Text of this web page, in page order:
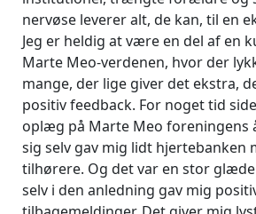
nervøse leverer alt, de kan, til en
Jeg er heldig at være en del af en
Marte Meo-verdenen, hvor der
mange, der lige giver det ekstra,
positiv feedback. For noget tid
oplæg på Marte Meo foreningens
sig selv gav mig lidt hjertebanken
tilhørere. Og det var en stor
selv i den anledning gav mig